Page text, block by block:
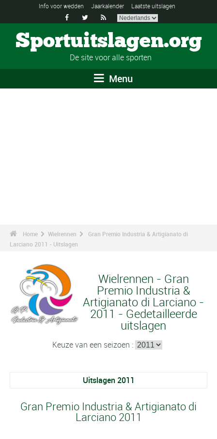
Info voor wedden Jaarkalender Laatste uitslagen
  
Sportuitslagen.org
De site voor alle sporten
Menu
Home Wielrennen
Gran Premio Industria & Artigianato di
Larciano 2011 - Uitslagen
Wielrennen - Gran
Premio Industria &
Artigianato di Larciano -
2011 - Gedetailleerde
uitslagen
Keuze van een seizoen :
Uitslagen 2011
Gran Premio Industria & Artigianato di
Larciano 2011